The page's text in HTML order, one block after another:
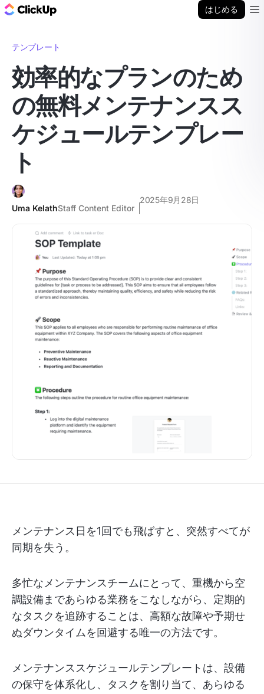
はじめる
テンプレート
効率的なプランのため
の無料メンテナンスス
ケジュールテンプレー
ト
Uma KelathStaff Content Editor
2025年9月28日
メンテナンス日を1回でも飛ばすと、突然すべてが
同期を失う。
多忙なメンテナンスチームにとって、重機から空
調設備まであらゆる業務をこなしながら、定期的
なタスクを追跡することは、高額な故障や予期せ
ぬダウンタイムを回避する唯一の方法です。
メンテナンススケジュールテンプレートは、設備
の保守を体系化し、タスクを割り当て、あらゆる